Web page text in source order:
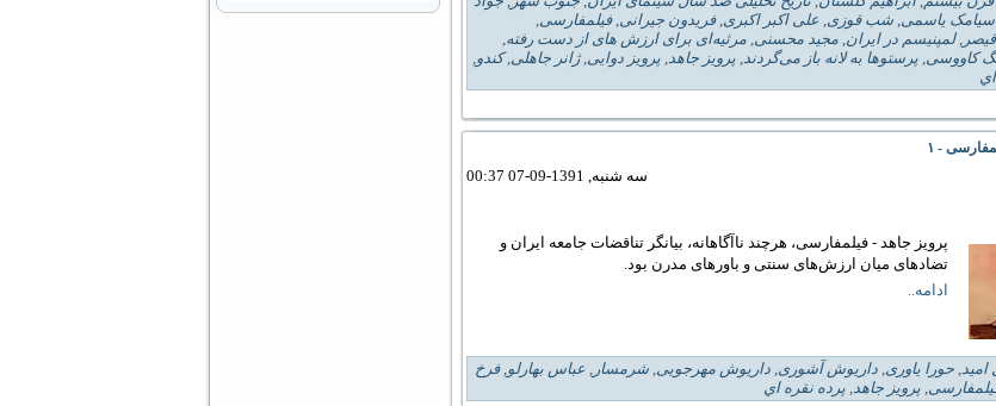
سیامک یاسمی, شب قوزی, علی اکبر اکبری,فریدون جیرانی,فیلمفارسی,
قیصر ,لمپنیسم در ایران, مجید محسنی, مرثیه‌ای برای ارزش ‌های از دست ‌رفته,
کاووسی, پرستو‌ها به لانه باز می‌گردند, پرویز جاهد, پرویز دوایی,ژانر جاهلی,کندو,
- ۱
سه شنبه, 1391-09-07 00:37
پرویز جاهد - فیلمفارسی، هرچند ناآگاهانه، بیانگر تناقضات جامعه ایران و
تضادهای میان ارزش‌های سنتی و باورهای مدرن بود.
ادامه..
امید, حورا یاوری, داریوش آشوری, داریوش مهرجویی, شرمسار , عباس بهارلو,فرخ
, پرویز جاهد, پرده نقره اي